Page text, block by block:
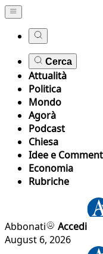
Cerca
Attualità
Politica
Mondo
Agorà
Podcast
Chiesa
Idee e
Economia
Rubriche
Abbonati
Accedi
August 6, 2026